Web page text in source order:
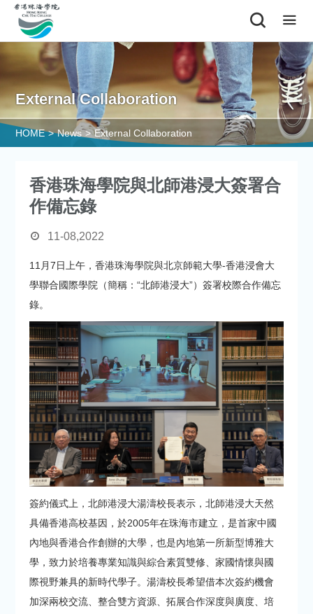
External Collaboration
HOME > News > External Collaboration
香港珠海學院與北師港浸大簽署合
作備忘錄
11-08,2022
11月7日上午，香港珠海學院與北京師範大學-香港浸會大
學聯合國際學院（簡稱：“北師港浸大”）簽署校際合作備忘
錄。
簽約儀式上，北師港浸大湯濤校長表示，北師港浸大天然
具備香港高校基因，於2005年在珠海市建立，是首家中國
內地與香港合作創辦的大學，也是內地第一所新型博雅大
學，致力於培養專業知識與綜合素質雙修、家國情懷與國
際視野兼具的新時代學子。湯濤校長希望借本次簽約機會
加深兩校交流、整合雙方資源、拓展合作深度與廣度、培